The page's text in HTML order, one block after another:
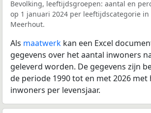
Bevolking, leeftijdsgroepen: aantal en
op 1 januari 2024 per leeftijdscategorie
Meerhout.
Als maatwerk kan een Excel
gegevens over het aantal inwoners
geleverd worden. De gegevens zijn
de periode 1990 tot en met 2026 met
inwoners per levensjaar.